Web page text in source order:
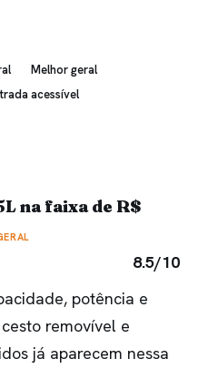
Melhor geral
acessível
na faixa de R$
8.5/10
potência e
removível e
já aparecem nessa